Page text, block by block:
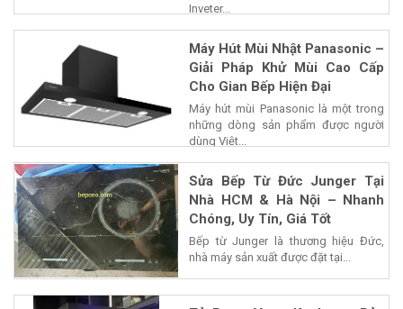
Inveter...
Máy Hút Mùi Nhật Panasonic –
Giải Pháp Khử Mùi Cao Cấp
Cho Gian Bếp Hiện Đại
Máy hút mùi Panasonic là một trong
những dòng sản phẩm được người
dùng Việt...
Sửa Bếp Từ Đức Junger Tại
Nhà HCM & Hà Nội – Nhanh
Chóng, Uy Tín, Giá Tốt
Bếp từ Junger là thương hiệu Đức,
nhà máy sản xuất được đặt tại...